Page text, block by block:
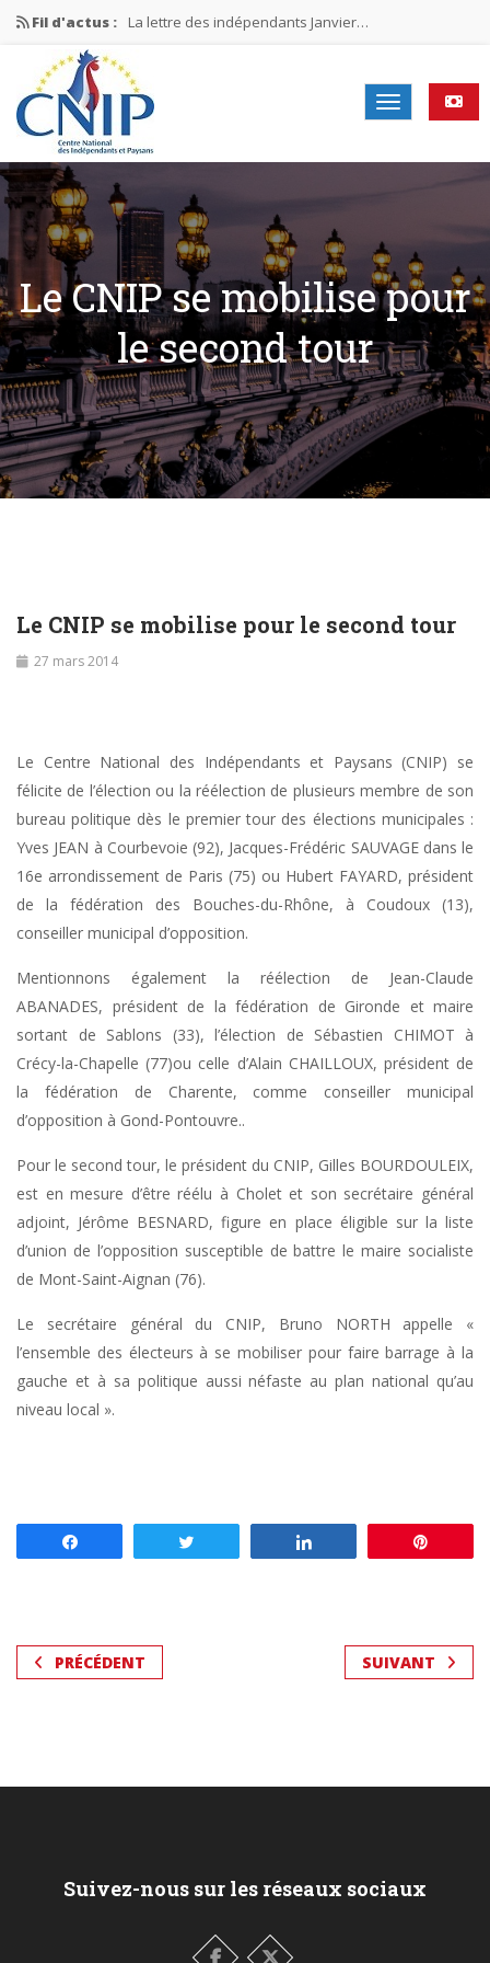
Fil d'actus : La lettre des indépendants Janvier…
La lettre des indépendants Novembre…
La lettre des indépendants Juin…
Mission nationale ÉLECTIONS MUNICIPALES 2026
La lettre des indépendants N°2-2026
Le CNIP se mobilise pour
le second tour
Le CNIP se mobilise pour le second tour
27 mars 2014
Le Centre National des Indépendants et Paysans (CNIP) se
félicite de l’élection ou la réélection de plusieurs membre de son
bureau politique dès le premier tour des élections municipales :
Yves JEAN à Courbevoie (92), Jacques-Frédéric SAUVAGE dans le
16e arrondissement de Paris (75) ou Hubert FAYARD, président
de la fédération des Bouches-du-Rhône, à Coudoux (13),
conseiller municipal d’opposition.
Mentionnons également la réélection de Jean-Claude
ABANADES, président de la fédération de Gironde et maire
sortant de Sablons (33), l’élection de Sébastien CHIMOT à
Crécy-la-Chapelle (77)ou celle d’Alain CHAILLOUX, président de
la fédération de Charente, comme conseiller municipal
d’opposition à Gond-Pontouvre..
Pour le second tour, le président du CNIP, Gilles BOURDOULEIX,
est en mesure d’être réélu à Cholet et son secrétaire général
adjoint, Jérôme BESNARD, figure en place éligible sur la liste
d’union de l’opposition susceptible de battre le maire socialiste
de Mont-Saint-Aignan (76).
Le secrétaire général du CNIP, Bruno NORTH appelle «
l’ensemble des électeurs à se mobiliser pour faire barrage à la
gauche et à sa politique aussi néfaste au plan national qu’au
niveau local ».
PRÉCÉDENT SUIVANT
Suivez-nous sur les réseaux sociaux